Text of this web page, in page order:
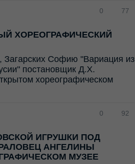
77
0
ХОРЕОГРАФИЧЕСКИЙ
Софию "Вариация из
постановщик Д.Х.
хореографическом
92
0
ИГРУШКИ ПОД
АНГЕЛИНЫ
МУЗЕЕ